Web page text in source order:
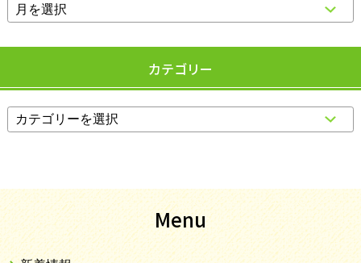
カテゴリー
Menu